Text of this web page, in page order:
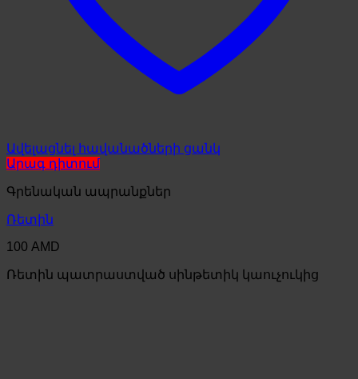
Ավելացնել հավանածների ցանկ
Արագ դիտում
Գրենական ապրանքներ
Ռետին
100 AMD
Ռետին պատրաստված սինթետիկ կաուչուկից